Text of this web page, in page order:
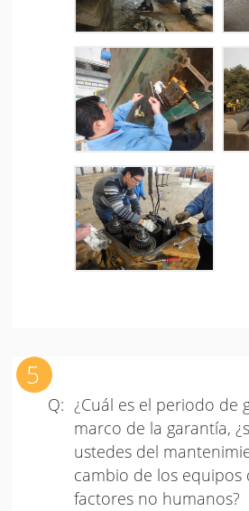
¿Cuál es el periodo de
marco de la garantía,
ustedes del
cambio de los
factores no humanos?